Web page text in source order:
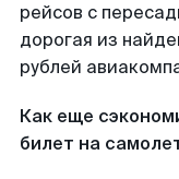
рейсов с
дорогая из
рублей
Как еще
билет на